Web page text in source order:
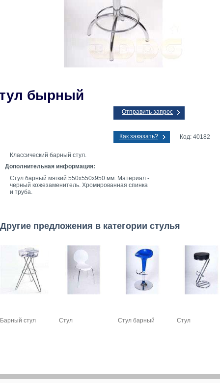
бырный
Отправить запрос
Как заказать? Код: 40182
Классический барный стул.
Дополнительная информация:
Стул барный мягкий 550х550х950 мм. Материал -
черный кожезаменитель. Хромированная спинка
и труба.
Другие предложения в категории стулья
Барный стул Стул Стул барный Стул